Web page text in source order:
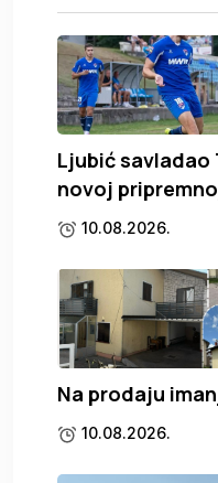
Ljubić savladao
novoj
10.08.2026.
Na prodaju
10.08.2026.